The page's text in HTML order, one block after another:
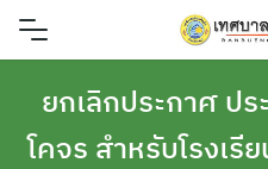
Skip
ยกเลิกประกาศ ป
โคจร สำหรับโรงเรี